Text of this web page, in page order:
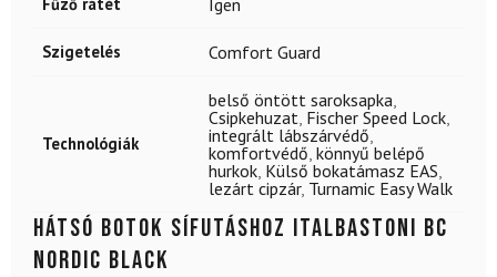
Szigetelés Comfort Guard
Technológiák
belső öntött saroksapka
Csipkehuzat Fischer Speed Lock
integrált lábszárvédő,
komfortvédő könnyű belépő
hurkok Külső bokatámasz EAS
lezárt cipzár, Turnamic Easy Walk
Hátsó botok sífutáshoz ITALBASTONI BC
Nordic Black